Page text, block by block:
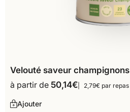
Velouté saveur champignons
à partir de 50,14€ 2,79€ par repas
Ajouter